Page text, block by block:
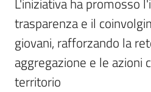
line
Tutti
argomenti
trasparenza e il
giovani, rafforzando la
aggregazione e le azioni
territorio